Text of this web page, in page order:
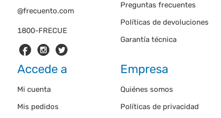
1800-FRECUE
@frecuento.com
Preguntas frecuentes
Políticas de devoluciones
Garantía técnica
Accede a
Mi cuenta
Mis pedidos
Empresa
Quiénes somos
Políticas de privacidad